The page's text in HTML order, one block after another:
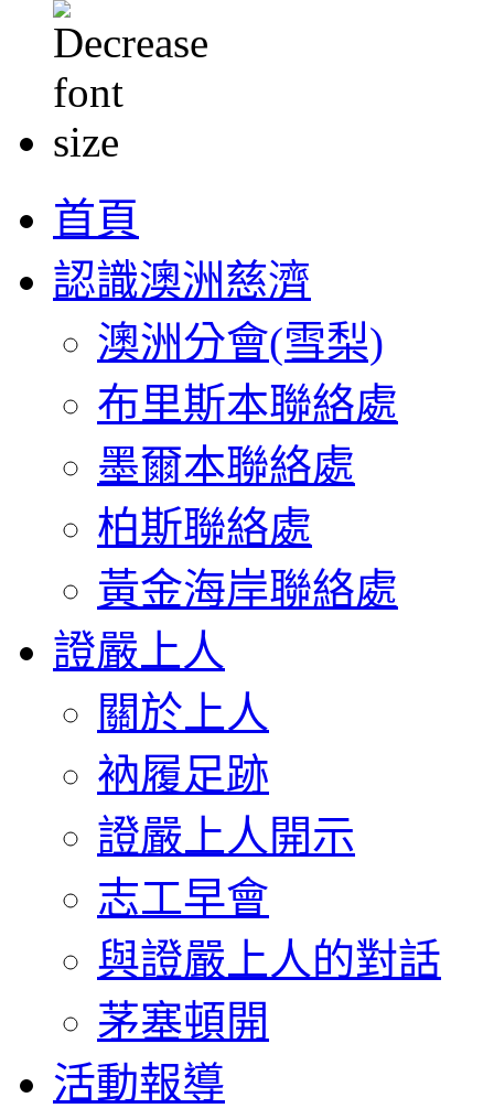
首頁
認識澳洲慈濟
澳洲分會(雪梨)
布里斯本聯絡處
墨爾本聯絡處
柏斯聯絡處
黃金海岸聯絡處
證嚴上人
關於上人
衲履足跡
證嚴上人開示
志工早會
與證嚴上人的對話
茅塞頓開
活動報導